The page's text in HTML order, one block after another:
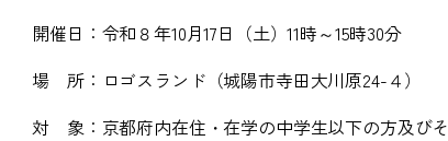
催日：令和８年10月17日（土）11時～15時30分
所：ロゴスランド（城陽市寺田大川原24-４）
象：京都府内在住・在学の中学生以下の方及びそ